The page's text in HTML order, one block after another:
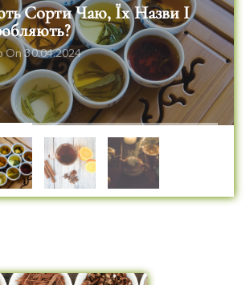
Сорти Чаю, Їх Назви І
On 30.04.2024